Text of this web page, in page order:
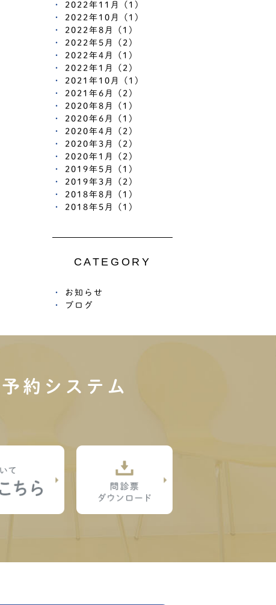
2022年11月 (1)
2022年10月 (1)
2022年8月 (1)
2022年5月 (2)
2022年4月 (1)
2022年1月 (2)
2021年10月 (1)
2021年6月 (2)
2020年8月 (1)
2020年6月 (1)
2020年4月 (2)
2020年3月 (2)
2020年1月 (2)
2019年5月 (1)
2019年3月 (2)
2018年8月 (1)
2018年5月 (1)
CATEGORY
お知らせ
ブログ
約システム